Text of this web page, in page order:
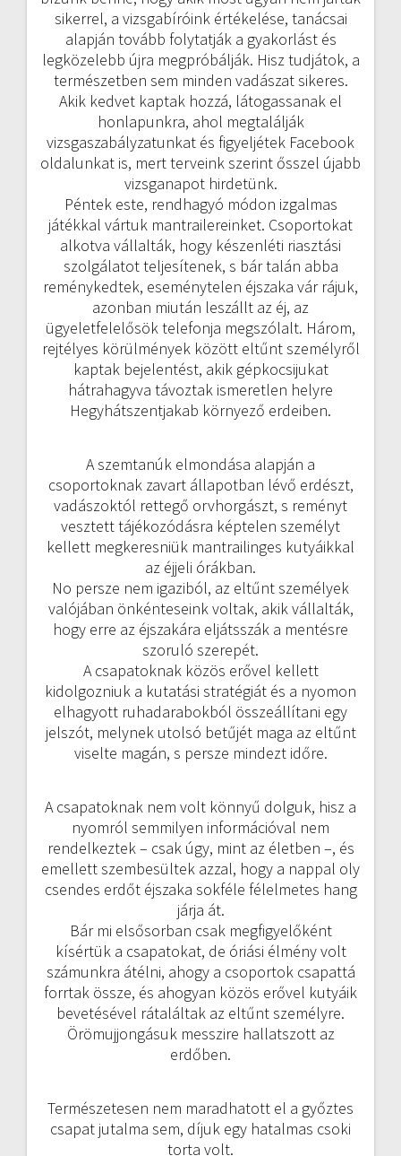
sikerrel, a vizsgabíróink értékelése, tanácsai
alapján tovább folytatják a gyakorlást és
legközelebb újra megpróbálják. Hisz tudjátok, a
természetben sem minden vadászat sikeres.
Akik kedvet kaptak hozzá, látogassanak el
honlapunkra, ahol megtalálják
vizsgaszabályzatunkat és figyeljétek Facebook
oldalunkat is, mert terveink szerint ősszel újabb
vizsganapot hirdetünk.
Péntek este, rendhagyó módon izgalmas
játékkal vártuk mantrailereinket. Csoportokat
alkotva vállalták, hogy készenléti riasztási
szolgálatot teljesítenek, s bár talán abba
reménykedtek, eseménytelen éjszaka vár rájuk,
azonban miután leszállt az éj, az
ügyeletfelelősök telefonja megszólalt. Három,
rejtélyes körülmények között eltűnt személyről
kaptak bejelentést, akik gépkocsijukat
hátrahagyva távoztak ismeretlen helyre
Hegyhátszentjakab környező erdeiben.
A szemtanúk elmondása alapján a
csoportoknak zavart állapotban lévő erdészt,
vadászoktól rettegő orvhorgászt, s reményt
vesztett tájékozódásra képtelen személyt
kellett megkeresniük mantrailinges kutyáikkal
az éjjeli órákban.
No persze nem igaziból, az eltűnt személyek
valójában önkénteseink voltak, akik vállalták,
hogy erre az éjszakára eljátsszák a mentésre
szoruló szerepét.
A csapatoknak közös erővel kellett
kidolgozniuk a kutatási stratégiát és a nyomon
elhagyott ruhadarabokból összeállítani egy
jelszót, melynek utolsó betűjét maga az eltűnt
viselte magán, s persze mindezt időre.
A csapatoknak nem volt könnyű dolguk, hisz a
nyomról semmilyen információval nem
rendelkeztek – csak úgy, mint az életben –, és
emellett szembesültek azzal, hogy a nappal oly
csendes erdőt éjszaka sokféle félelmetes hang
járja át.
Bár mi elsősorban csak megfigyelőként
kísértük a csapatokat, de óriási élmény volt
számunkra átélni, ahogy a csoportok csapattá
forrtak össze, és ahogyan közös erővel kutyáik
bevetésével rátaláltak az eltűnt személyre.
Örömujjongásuk messzire hallatszott az
erdőben.
Természetesen nem maradhatott el a győztes
csapat jutalma sem, díjuk egy hatalmas csoki
torta volt.